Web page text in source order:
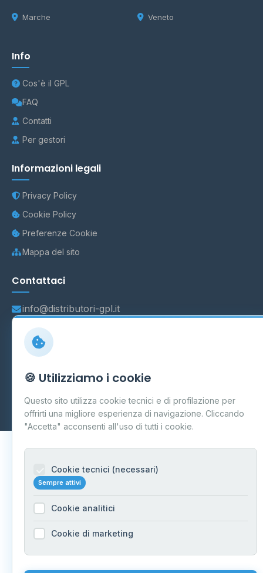
Marche Veneto
Info
Cos'è il GPL
FAQ
Contatti
Per gestori
Informazioni legali
Privacy Policy
Cookie Policy
Preferenze Cookie
Mappa del sito
Contattaci
info@distributori-gpl.it
Carpi P.IVA 03859300364
Dati forniti daMinistero delle Imprese e del Made in Italy
Aggiornamento quotidiano
🍪 Utilizziamo i cookie
Questo sito utilizza cookie tecnici e di profilazione per
offrirti una migliore esperienza di navigazione. Cliccando
"Accetta" acconsenti all'uso di tutti i cookie.
Cookie tecnici (necessari)
Sempre attivi
Cookie analitici
Cookie di marketing